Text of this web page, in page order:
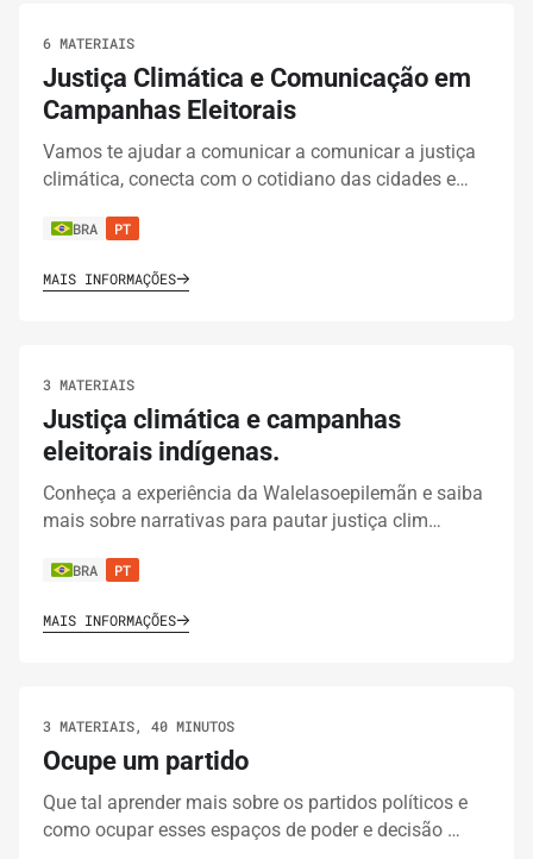
6 MATERIAIS
Justiça Climática e Comunicação em
Campanhas Eleitorais
Vamos te ajudar a comunicar a comunicar a justiça
climática, conecta com o cotidiano das cidades e…
BRA PT
MAIS INFORMAÇÕES
3 MATERIAIS
Justiça climática e campanhas
eleitorais indígenas.
Conheça a experiência da Walelasoepilemãn e saiba
mais sobre narrativas para pautar justiça clim…
BRA PT
MAIS INFORMAÇÕES
3 MATERIAIS, 40 MINUTOS
Ocupe um partido
Que tal aprender mais sobre os partidos políticos e
como ocupar esses espaços de poder e decisão …